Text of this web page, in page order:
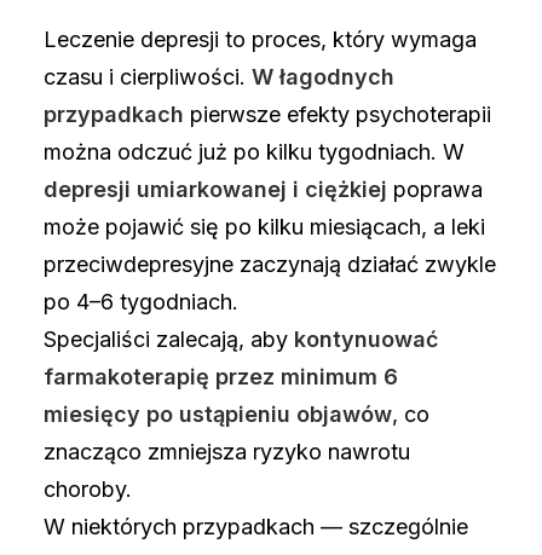
Leczenie depresji to proces, który wymaga
czasu i cierpliwości. W łagodnych
przypadkach pierwsze efekty psychoterapii
można odczuć już po kilku tygodniach. W
depresji umiarkowanej i ciężkiej poprawa
może pojawić się po kilku miesiącach, a leki
przeciwdepresyjne zaczynają działać zwykle
po 4–6 tygodniach.
Specjaliści zalecają, aby kontynuować
farmakoterapię przez minimum 6
miesięcy po ustąpieniu objawów, co
znacząco zmniejsza ryzyko nawrotu
choroby.
W niektórych przypadkach — szczególnie